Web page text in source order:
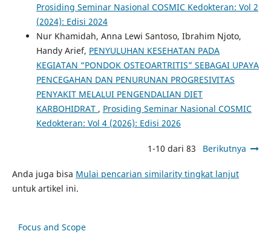
Prosiding Seminar Nasional COSMIC Kedokteran: Vol 2
(2024): Edisi 2024
Nur Khamidah, Anna Lewi Santoso, Ibrahim Njoto,
Handy Arief, PENYULUHAN KESEHATAN PADA
KEGIATAN “PONDOK OSTEOARTRITIS” SEBAGAI UPAYA
PENCEGAHAN DAN PENURUNAN PROGRESIVITAS
PENYAKIT MELALUI PENGENDALIAN DIET
KARBOHIDRAT , Prosiding Seminar Nasional COSMIC
Kedokteran: Vol 4 (2026): Edisi 2026
1-10 dari 83 Berikutnya
Anda juga bisa Mulai pencarian similarity tingkat lanjut
untuk artikel ini.
Focus and Scope